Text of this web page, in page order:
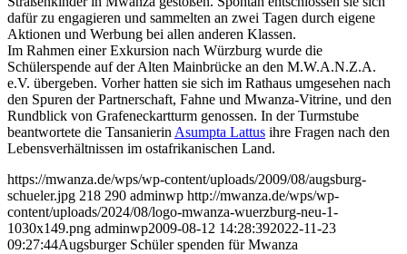
dafür zu engagieren und sammelten an zwei Tagen durch eigene
Aktionen und Werbung bei allen anderen Klassen.
Im Rahmen einer Exkursion nach Würzburg wurde die
Schülerspende auf der Alten Mainbrücke an den M.W.A.N.Z.A.
e.V. übergeben. Vorher hatten sie sich im Rathaus umgesehen nach
den Spuren der Partnerschaft, Fahne und Mwanza-Vitrine, und den
Rundblick von Grafeneckartturm genossen. In der Turmstube
beantwortete die Tansanierin Asumpta Lattus ihre Fragen nach den
Lebensverhältnissen im ostafrikanischen Land.
https://mwanza.de/wps/wp-content/uploads/2009/08/augsburg-
schueler.jpg 218 290 adminwp http://mwanza.de/wps/wp-
content/uploads/2024/08/logo-mwanza-wuerzburg-neu-1-
1030x149.png adminwp2009-08-12 14:28:392022-11-23
09:27:44Augsburger Schüler spenden für Mwanza